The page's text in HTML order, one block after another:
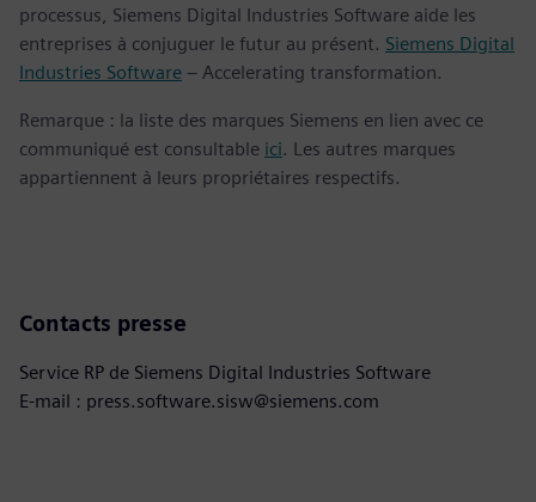
processus, Siemens Digital Industries Software aide les
entreprises à conjuguer le futur au présent. Siemens Digital
Industries Software – Accelerating transformation.
Remarque : la liste des marques Siemens en lien avec ce
communiqué est consultable ici. Les autres marques
appartiennent à leurs propriétaires respectifs.
Contacts presse
Service RP de Siemens Digital Industries Software
E-mail : press.software.sisw@siemens.com